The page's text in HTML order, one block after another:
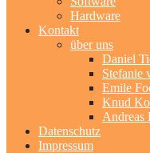
Hardware
Kontakt
über uns
Daniel
Stefanie
Emile
Knud
Andreas
Datenschutz
Impressum